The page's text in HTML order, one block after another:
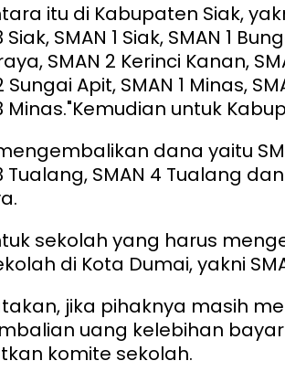
itu di Kabupaten Siak,
Siak, SMAN 1 Siak, SMAN 1
SMAN 2 Kerinci Kanan,
Sungai Apit, SMAN 1 Minas,
Minas."Kemudian untuk
dana yaitu
Tualang, SMAN 4 Tualang
sekolah yang harus
di Kota Dumai, yakni
jika pihaknya masih
uang kelebihan
komite sekolah.